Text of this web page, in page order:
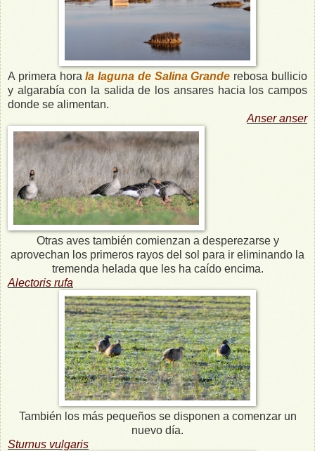
A primera horala laguna de Salina Grande rebosa bullicio
y algarabía con la salida de los ansares hacia los campos
donde se alimentan.
Anser anser
Otras aves también comienzan a desperezarse y
aprovechan los primeros rayos del sol para ir eliminando la
tremenda helada que les ha caído encima.
Alectoris rufa
También los más pequeños se disponen a comenzar un
nuevo día.
Sturnus vulgaris